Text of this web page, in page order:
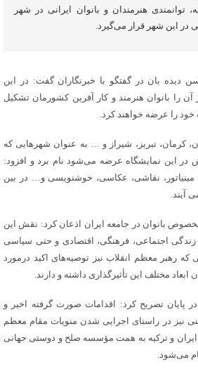
توانمندی هنرمندان و بانوان ایرانی در شهر
در این شهر قرار می‌گیرد.
دیده بان در گفتگو با خبرنگاران گفت: در این
را بانوان هنرمند و کار آفرین کشورمان تشکیل
خود را عرضه خواهند کرد.
کرمان، تبریز، شیراز و … به عنوان شهرهایی که
در این نمایشگاه عرضه می‌شود نام برد و افزود:
نقاشی، عکاسی، خوشنویسی و… در بین
آیند.
بانوان در جامعه ایران اذعان کرد: نقش این
زندگی اجتماعی، فرهنگی، اقتصادی و حتی سیاسی
که رهبر معظم انقلاب نیز توصیه‌های اکید درمورد
ابعاد مختلف این تأثیرگذاری داشته و دارند.
پایان تصریح کرد: اقدامات صورت گرفته اخیر و
نیز در راستای اجرایی شدن منویات مقام معظم
ایران و ترکیه به همت مؤسسه صلح و دوستی جهانی
می‌شود.